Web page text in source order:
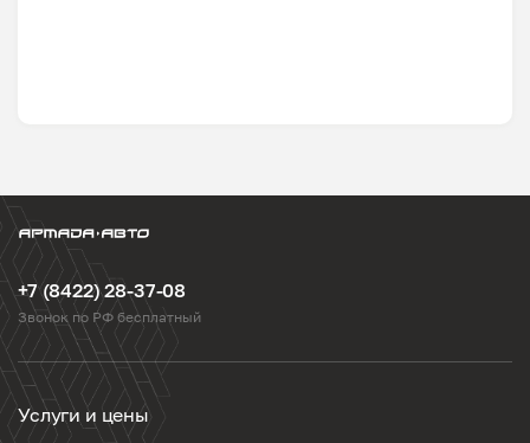
+7 (8422) 28-37-08
Звонок по РФ бесплатный
Услуги и цены